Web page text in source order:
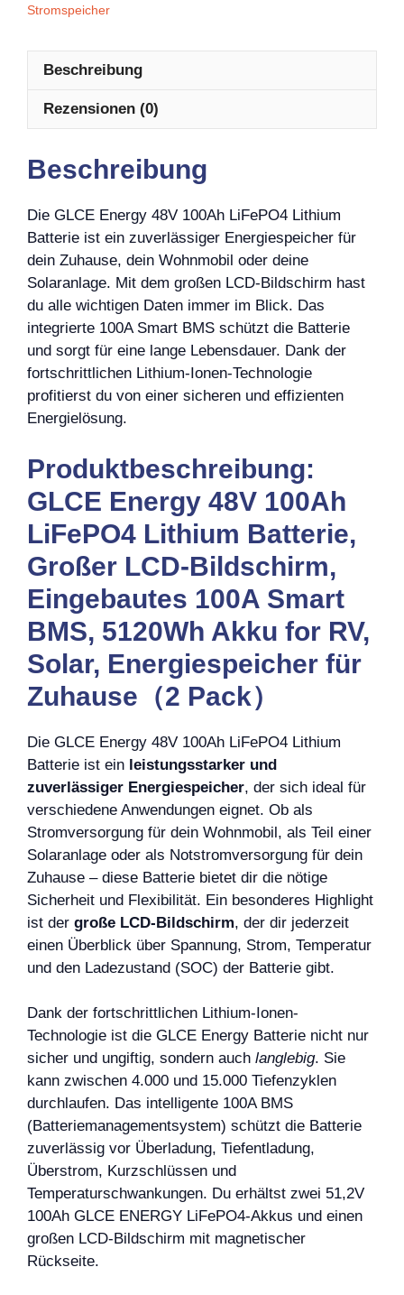
Stromspeicher
Beschreibung
Rezensionen (0)
Beschreibung
Die GLCE Energy 48V 100Ah LiFePO4 Lithium
Batterie ist ein zuverlässiger Energiespeicher für
dein Zuhause, dein Wohnmobil oder deine
Solaranlage. Mit dem großen LCD-Bildschirm hast
du alle wichtigen Daten immer im Blick. Das
integrierte 100A Smart BMS schützt die Batterie
und sorgt für eine lange Lebensdauer. Dank der
fortschrittlichen Lithium-Ionen-Technologie
profitierst du von einer sicheren und effizienten
Energielösung.
Produktbeschreibung:
GLCE Energy 48V 100Ah
LiFePO4 Lithium Batterie,
Großer LCD-Bildschirm,
Eingebautes 100A Smart
BMS, 5120Wh Akku for RV,
Solar, Energiespeicher für
Zuhause（2 Pack）
Die GLCE Energy 48V 100Ah LiFePO4 Lithium
Batterie ist ein leistungsstarker und
zuverlässiger Energiespeicher, der sich ideal für
verschiedene Anwendungen eignet. Ob als
Stromversorgung für dein Wohnmobil, als Teil einer
Solaranlage oder als Notstromversorgung für dein
Zuhause – diese Batterie bietet dir die nötige
Sicherheit und Flexibilität. Ein besonderes Highlight
ist der große LCD-Bildschirm, der dir jederzeit
einen Überblick über Spannung, Strom, Temperatur
und den Ladezustand (SOC) der Batterie gibt.
Dank der fortschrittlichen Lithium-Ionen-
Technologie ist die GLCE Energy Batterie nicht nur
sicher und ungiftig, sondern auch langlebig. Sie
kann zwischen 4.000 und 15.000 Tiefenzyklen
durchlaufen. Das intelligente 100A BMS
(Batteriemanagementsystem) schützt die Batterie
zuverlässig vor Überladung, Tiefentladung,
Überstrom, Kurzschlüssen und
Temperaturschwankungen. Du erhältst zwei 51,2V
100Ah GLCE ENERGY LiFePO4-Akkus und einen
großen LCD-Bildschirm mit magnetischer
Rückseite.